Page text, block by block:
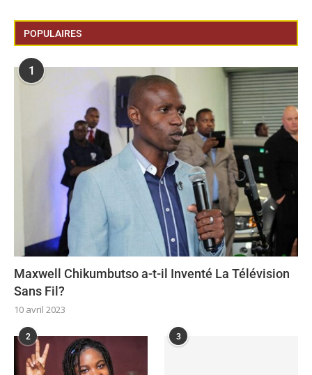
POPULAIRES
1
Maxwell Chikumbutso a-t-il Inventé La Télévision
Sans Fil?
10 avril 2023
2 3